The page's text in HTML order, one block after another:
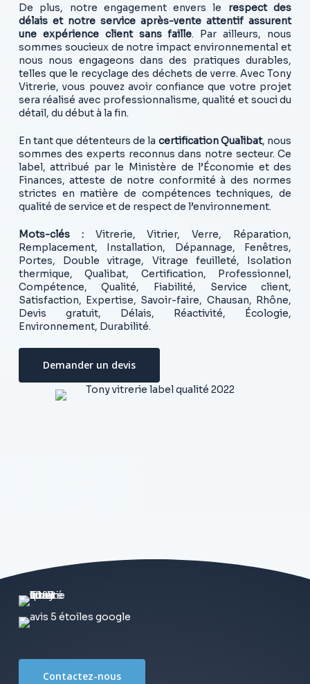
De plus, notre engagement envers le respect des
délais et notre service après-vente attentif assurent
une expérience client sans faille. Par ailleurs, nous
sommes soucieux de notre impact environnemental et
nous nous engageons dans des pratiques durables,
telles que le recyclage des déchets de verre. Avec Tony
Vitrerie, vous pouvez avoir confiance que votre projet
sera réalisé avec professionnalisme, qualité et souci du
détail, du début à la fin.
En tant que détenteurs de la certification Qualibat, nous
sommes des experts reconnus dans notre secteur. Ce
label, attribué par le Ministère de l’Économie et des
Finances, atteste de notre conformité à des normes
strictes en matière de compétences techniques, de
qualité de service et de respect de l’environnement.
Mots-clés : Vitrerie, Vitrier, Verre, Réparation,
Remplacement, Installation, Dépannage, Fenêtres,
Portes, Double vitrage, Vitrage feuilleté, Isolation
thermique, Qualibat, Certification, Professionnel,
Compétence, Qualité, Fiabilité, Service client,
Satisfaction, Expertise, Savoir-faire, Chausan, Rhône,
Devis gratuit, Délais, Réactivité, Écologie,
Environnement, Durabilité.
Demander un devis
Contactez-nous